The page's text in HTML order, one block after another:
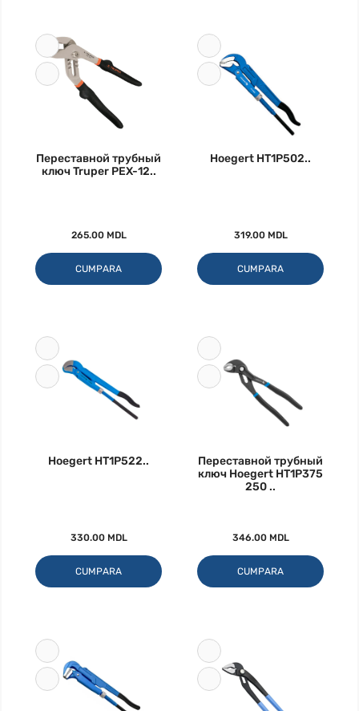
Переставной трубный
ключ Truper PEX-12..
265.00 MDL
CUMPARA
Hoegert HT1P502..
319.00 MDL
CUMPARA
Hoegert HT1P522..
330.00 MDL
CUMPARA
Переставной трубный
ключ Hoegert HT1P375
250 ..
346.00 MDL
CUMPARA